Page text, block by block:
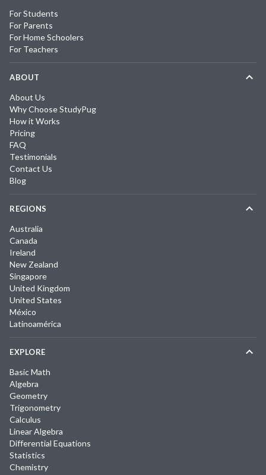
For Students
For Parents
For Home Schoolers
For Teachers
ABOUT
About Us
Why Choose StudyPug
How it Works
Pricing
FAQ
Testimonials
Contact Us
Blog
REGIONS
Australia
Canada
Ireland
New Zealand
Singapore
United Kingdom
United States
México
Latinoamérica
EXPLORE
Basic Math
Algebra
Geometry
Trigonometry
Calculus
Linear Algebra
Differential Equations
Statistics
Chemistry